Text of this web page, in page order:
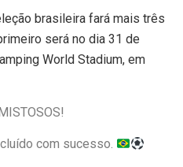
brasileira fará mais três
será no dia 31 de
World Stadium, em
com sucesso.